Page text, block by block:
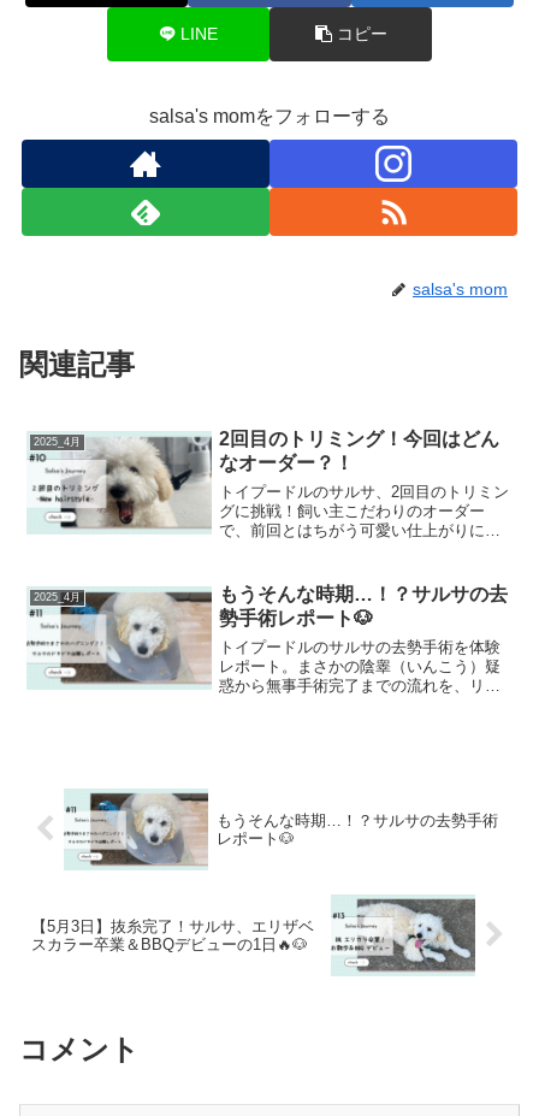
LINE コピー
salsa's momをフォローする
salsa's mom
関連記事
2025_4月
2回目のトリミング！今回はどん
なオーダー？！
トイプードルのサルサ、2回目のトリミン
グに挑戦！飼い主こだわりのオーダー
で、前回とはちがう可愛い仕上がりに♡
2025_4月
もうそんな時期…！？サルサの去
勢手術レポート🐶
トイプードルのサルサの去勢手術を体験
レポート。まさかの陰睾（いんこう）疑
惑から無事手術完了までの流れを、リア
もうそんな時期…！？サルサの去勢手術
レポート🐶
【5月3日】抜糸完了！サルサ、エリザベ
スカラー卒業＆BBQデビューの1日🔥🐶
コメント